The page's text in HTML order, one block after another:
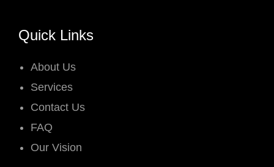
Quick Links
About Us
Services
Contact Us
FAQ
Our Vision